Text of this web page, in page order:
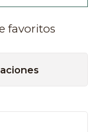
favoritos